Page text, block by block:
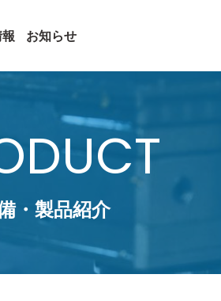
お知らせ
・製品紹介